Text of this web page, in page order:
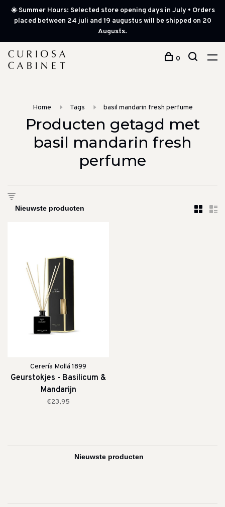
☀️ Summer Hours: Selected store opening days in July • Orders
placed between 24 juli and 19 augustus will be shipped on 20
Augusts.
0
Home Tags basil mandarin fresh perfume
Producten getagd met
basil mandarin fresh
perfume
Cerería Mollá 1899
Geurstokjes - Basilicum &
Mandarijn
€23,95